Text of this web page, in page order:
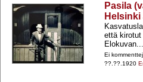
Pasila
Helsinki
että
Elokuvan...
Ei
??.??.1920